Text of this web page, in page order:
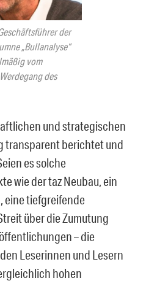
der
„Bullanalyse“
vom
des
und strategischen
transparent berichtet und
es solche
wie der taz Neubau, ein
eine tiefgreifende
über die Zumutung
– die
Leserinnen und Lesern
hohen